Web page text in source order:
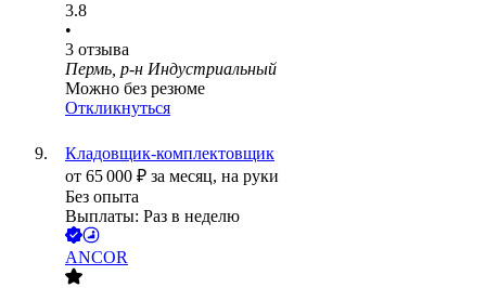
3.8
•
3 отзыва
Пермь, р-н Индустриальный
Можно без резюме
Откликнуться
Кладовщик-комплектовщик
от 65 000 ₽ за месяц, на руки
Без опыта
Выплаты: Раз в неделю
ANCOR